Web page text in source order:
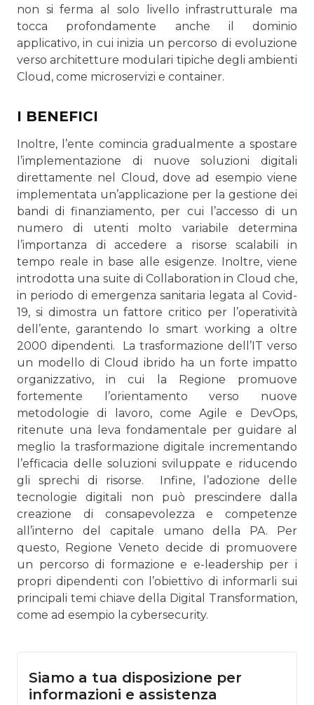
non si ferma al solo livello infrastrutturale ma
tocca profondamen­te anche il dominio
applicativo, in cui inizia un percorso di evoluzione
verso architetture modulari tipiche degli ambien­ti
Cloud, come microservizi e container.
I BENEFICI
Inoltre, l’ente comincia gradualmente a spostare
l’imple­mentazione di nuove soluzioni digitali
direttamente nel Cloud, dove ad esempio viene
implementata un’applicazione per la gestione dei
bandi di finanziamento, per cui l’accesso di un
numero di utenti molto variabile determina
l’impor­tanza di accedere a risorse scalabili in
tempo reale in base alle esigenze. Inoltre, viene
introdotta una suite di Collabo­ration in Cloud che,
in periodo di emergenza sanitaria legata al Covid-
19, si dimostra un fattore critico per l’operatività
dell’ente, garantendo lo smart working a oltre
2000 dipen­denti. La trasformazione dell’IT verso
un modello di Cloud ibrido ha un forte impatto
organizzativo, in cui la Regione promuo­ve
fortemente l’orientamento verso nuove
metodologie di lavoro, come Agile e DevOps,
ritenute una leva fondamentale per guidare al
meglio la trasformazione digitale incremen­tando
l’efficacia delle soluzioni sviluppate e riducendo
gli sprechi di risorse. Infine, l’adozione delle
tecnologie digitali non può pre­scindere dalla
creazione di consapevolezza e competenze
all’interno del capitale umano della PA. Per
questo, Regione Veneto decide di promuovere
un percorso di formazione e e-leadership per i
propri dipendenti con l’obiettivo di infor­marli sui
principali temi chiave della Digital Transformation,
come ad esempio la cybersecurity.
Siamo a tua disposizione per
informazioni e assistenza